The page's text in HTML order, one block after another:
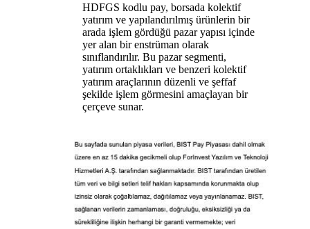
HDFGS kodlu pay, borsada kolektif
yatırım ve yapılandırılmış ürünlerin bir
arada işlem gördüğü pazar yapısı içinde
yer alan bir enstrüman olarak
sınıflandırılır. Bu pazar segmenti,
yatırım ortaklıkları ve benzeri kolektif
yatırım araçlarının düzenli ve şeffaf
şekilde işlem görmesini amaçlayan bir
çerçeve sunar.